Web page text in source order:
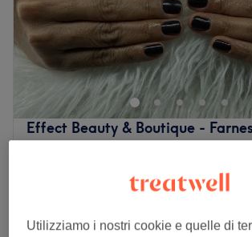
Effect Beauty & Boutique -
Milvio
Mostra sulla
45 min
Utilizziamo i nostri cookie e quelle di